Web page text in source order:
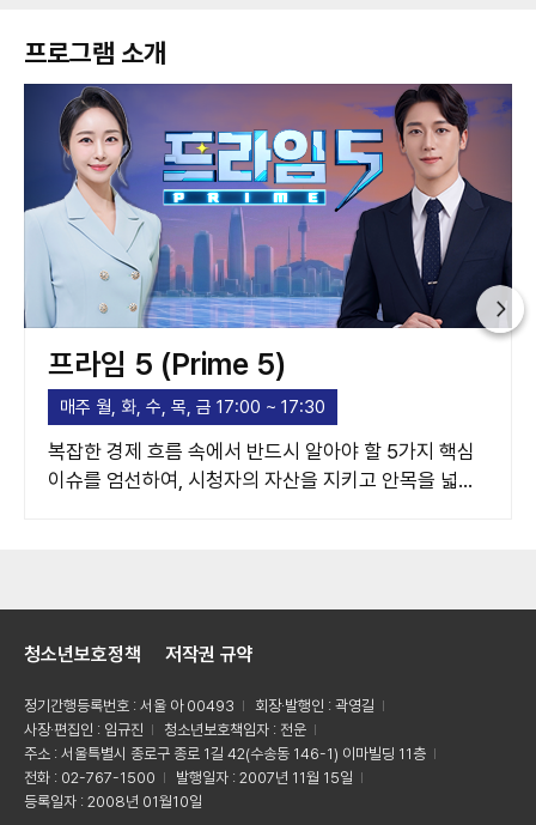
프로그램 소개
프라임 5 (Prime 5)
매주 월, 화, 수, 목, 금 17:00 ~ 17:30
복잡한 경제 흐름 속에서 반드시 알아야 할 5가지 핵심
이슈를 엄선하여, 시청자의 자산을 지키고 안목을 넓혀
청소년보호정책 저작권 규약
정기간행등록번호 : 서울 아 00493
회장·발행인 : 곽영길
사장·편집인 : 임규진
청소년보호책임자 : 전운
주소 : 서울특별시 종로구 종로 1길 42(수송동 146-1) 이마빌딩 11층
전화 : 02-767-1500
발행일자 : 2007년 11월 15일
등록일자 : 2008년 01월10일